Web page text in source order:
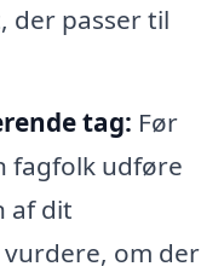
der passer til
tag: Før
fagfolk udføre
af dit
om der